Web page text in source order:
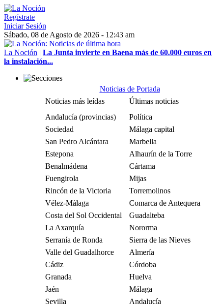
Regístrate
Iniciar Sesión
Sábado, 08 de Agosto de 2026 - 12:43 am
La Noción | La Junta invierte en Baena más de 60.000 euros en
la instalación...
Noticias de Portada
Noticias más leídas
Últimas noticias
Andalucía (provincias)
Política
Sociedad
Málaga capital
San Pedro Alcántara
Marbella
Estepona
Alhaurín de la Torre
Benalmádena
Cártama
Fuengirola
Mijas
Rincón de la Victoria
Torremolinos
Vélez-Málaga
Comarca de Antequera
Costa del Sol Occidental
Guadalteba
La Axarquía
Nororma
Serranía de Ronda
Sierra de las Nieves
Valle del Guadalhorce
Almería
Cádiz
Córdoba
Granada
Huelva
Jaén
Málaga
Sevilla
Andalucía